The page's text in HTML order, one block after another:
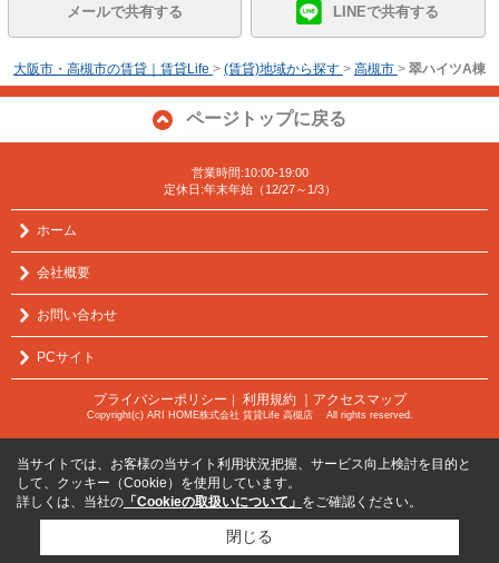
メールで共有する LINEで共有する
大阪市・高槻市の賃貸｜賃貸Life > (賃貸)地域から探す > 高槻市 > 翠ハイツA棟
ページトップに戻る
営業時間:10:00-19:00
定休日:年末年始（12/27～1/3）
ホーム
会社概要
お問い合わせ
PCサイト
プライバシーポリシー 利用規約 ｜アクセスマップ
Copyright(c) ARI HOME株式会社 賃貸Life 高槻店 All rights reserved.
当サイトでは、お客様の当サイト利用状況把握、サービス向上検討を目的と
して、クッキー（Cookie）を使用しています。
詳しくは、当社の 「Cookieの取扱いについて」 をご確認ください。
閉じる